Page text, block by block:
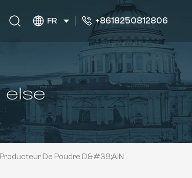
FR +8618250812806
Producteur De Poudre D&#39;AlN